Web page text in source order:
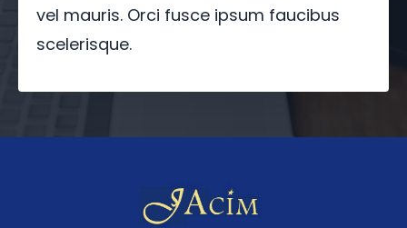
vel mauris. Orci fusce ipsum faucibus
scelerisque.